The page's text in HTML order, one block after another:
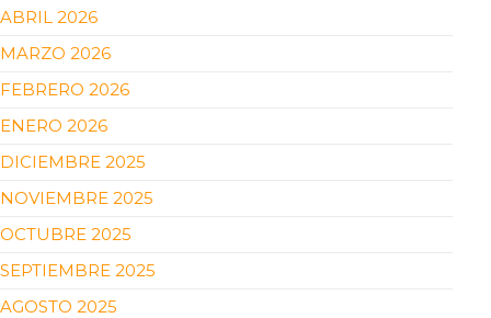
ABRIL 2026
MARZO 2026
FEBRERO 2026
ENERO 2026
DICIEMBRE 2025
NOVIEMBRE 2025
OCTUBRE 2025
SEPTIEMBRE 2025
AGOSTO 2025